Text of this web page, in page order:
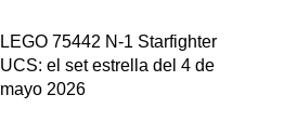
LEGO 75442 N-1 Starfighter
UCS: el set estrella del 4 de
mayo 2026